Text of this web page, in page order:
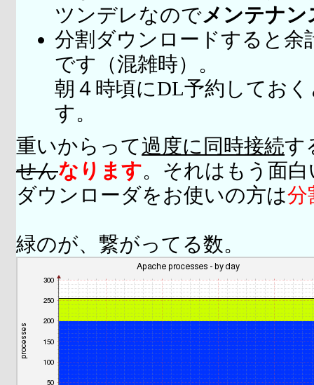
ツンデレなのでメンテナ
分割ダウンロードすると余
です（混雑時）。
朝４時頃にDL予約してお
す。
重いからって過度に同時接続す
せんなります。それはもう面
ダウンローダをお使いの方は分
緑のが、繋がってる数。